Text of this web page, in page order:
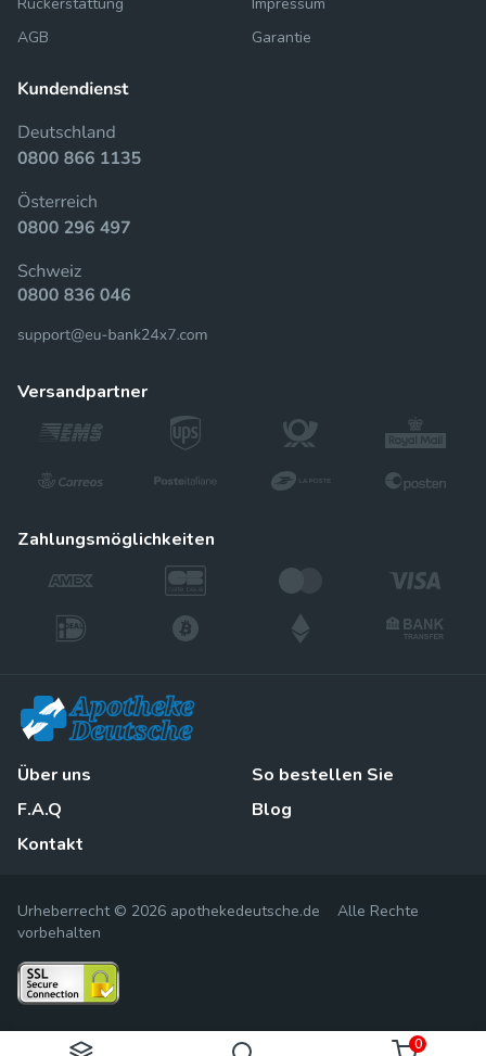
0
AGB
Garantie
versandpartner
zahlungsmöglichkeiten
Über uns
F.A.Q
Kontakt
So bestellen Sie
Blog
Urheberrecht © 2026 apothekedeutsche.de Alle Rechte
vorbehalten